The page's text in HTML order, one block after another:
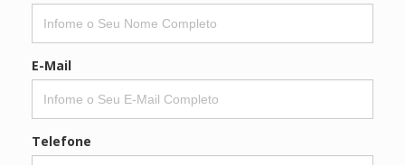
E-Mail
Telefone